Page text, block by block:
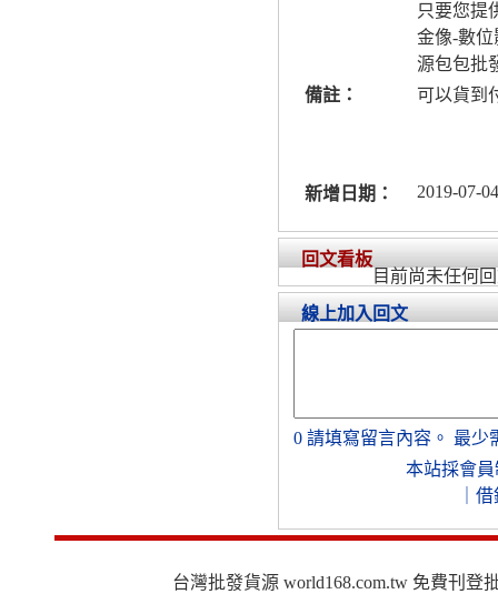
只要您提
金像-數
源包包批
備註：
可以貨到
新增日期： 2019-07-
回文看板
目前尚未任何
線上加入回文
0 請填寫留言內容。 最少
本站採會員
借
台灣批發貨源 world168.com.tw 免費刊登